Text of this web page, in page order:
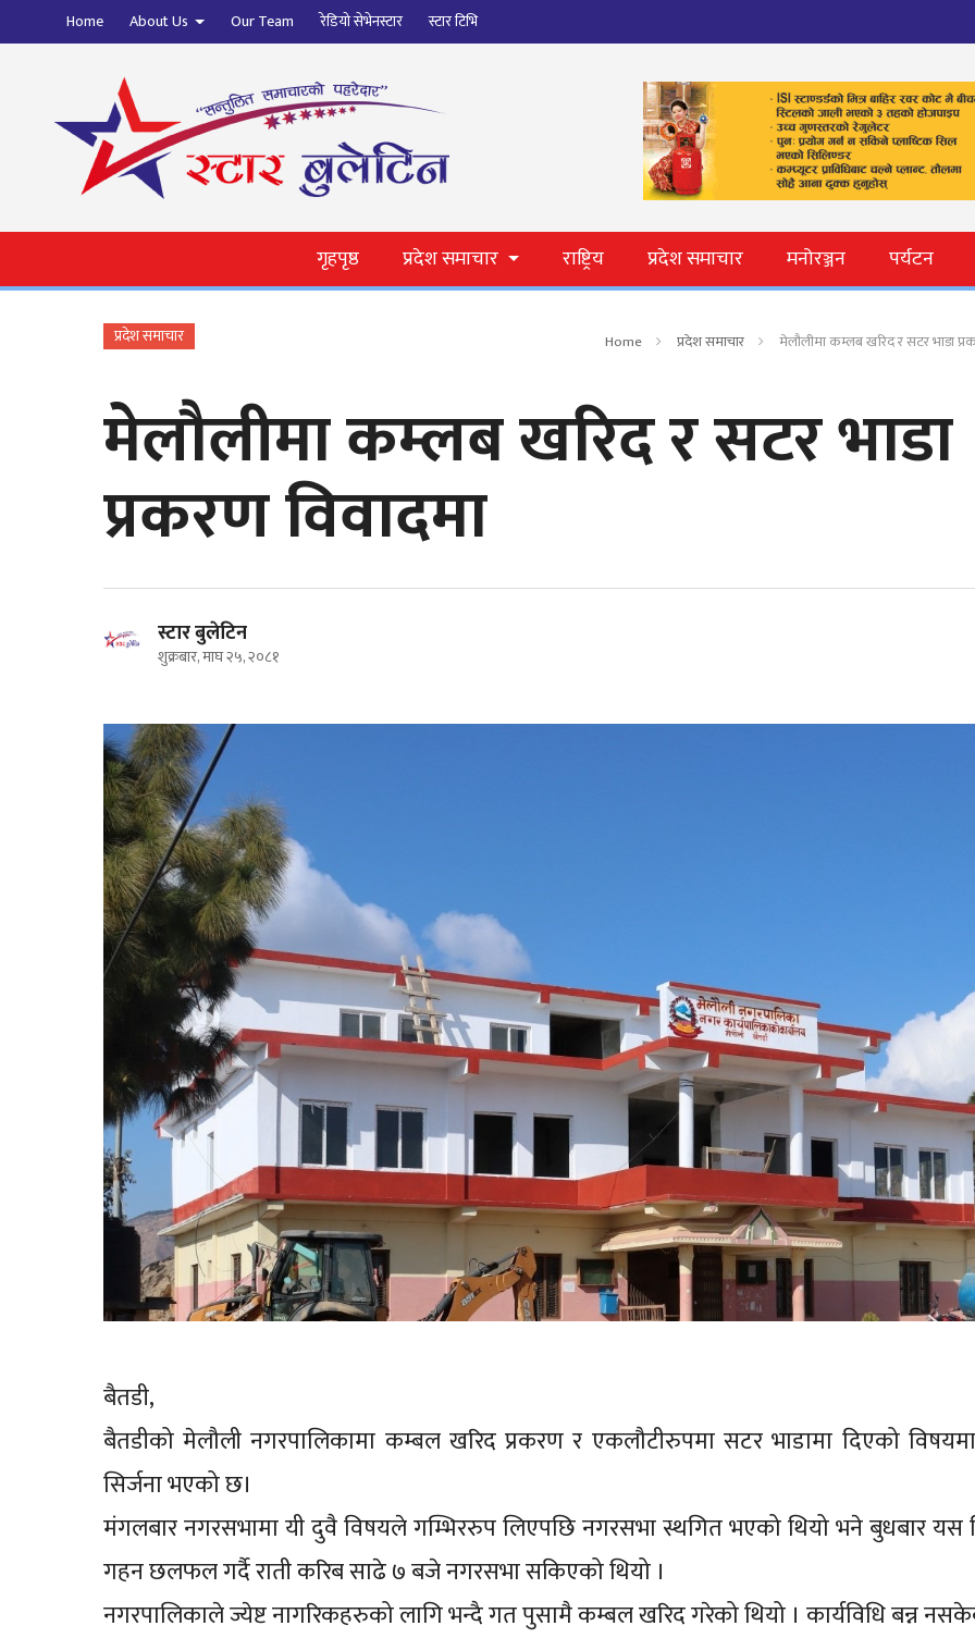
Home About Us Our Team रेडियो सेभेनस्टार स्टार टिभि
गृहपृष्ठ प्रदेश समाचार राष्ट्रिय प्रदेश समाचार मनोरञ्जन पर्यटन
प्रदेश समाचार Home प्रदेश समाचार मेलौलीमा कम्लब खरिद र सटर भाडा
मेलौलीमा कम्लब खरिद र सटर भाडा
प्रकरण विवादमा
स्टार बुलेटिन
शुक्रबार, माघ २५, २०८१
बैतडी,
बैतडीको मेलौली नगरपालिकामा कम्बल खरिद प्रकरण र एकलौटीरुपमा सटर भाडामा दिएको
सिर्जना भएको छ।
मंगलबार नगरसभामा यी दुवै विषयले गम्भिररुप लिएपछि नगरसभा स्थगित भएको थियो भने बुधबार यस
गहन छलफल गर्दै राती करिब साढे ७ बजे नगरसभा सकिएको थियो ।
नगरपालिकाले ज्येष्ट नागरिकहरुको लागि भन्दै गत पुसामै कम्बल खरिद गरेको थियो । कार्यविधि बन्न